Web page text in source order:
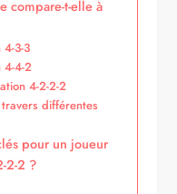
compare-t-elle à
3-3
4-4-2
4-2-2-2
différentes
pour un joueur
2-2 ?